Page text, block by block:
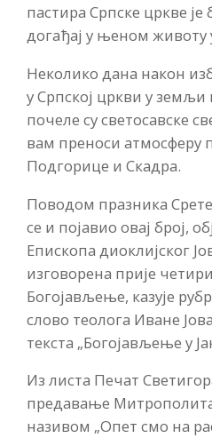
пастира Српске цркве
догађај у њеном
Неколико дана након
у Српској цркви у земљи
почеле су светосавске
вам преноси атмосферу
Подгорице и Скадра.
Поводом празника
се и појавио овај број,
Епископа диоклијског
изговорена прије
Богојављење, казује
слово теолога Иване
текста „Богојављење у
Из листа Печат
предавање
називом „Опет смо на